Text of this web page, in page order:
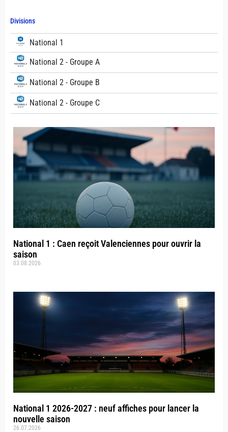
Divisions
National 1
National 2 - Groupe A
National 2 - Groupe B
National 2 - Groupe C
National 1 : Caen reçoit Valenciennes pour ouvrir la
saison
03.08.2026
National 1 2026-2027 : neuf affiches pour lancer la
nouvelle saison
26.07.2026